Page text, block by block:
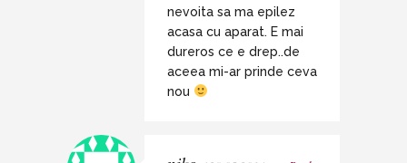
nevoita sa ma epilez
acasa cu aparat. E mai
dureros ce e drep..de
aceea mi-ar prinde ceva
nou